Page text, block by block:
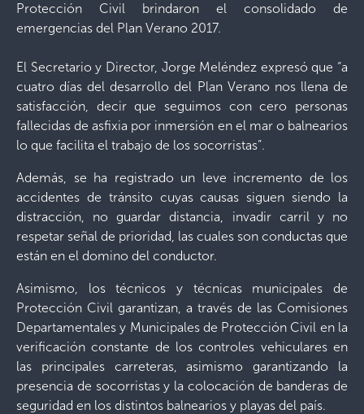
Protección Civil brindaron el consolidado de
emergencias del Plan Verano 2017.
El Secretario y Director, Jorge Meléndez expresó que “a
cuatro días del desarrollo del Plan Verano nos llena de
satisfacción, decir que seguimos con cero personas
fallecidas de asfixia por inmersión en el mar o balnearios
lo que facilita el trabajo de los socorristas”.
Además, se ha registrado un leve incremento de los
accidentes de tránsito cuyas causas siguen siendo la
distracción, no guardar distancia, invadir carril y no
respetar señal de prioridad, las cuales son conductas que
están en el domino del conductor.
Asimismo, los técnicos y técnicas municipales de
Protección Civil garantizan, a través de las Comisiones
Departamentales y Municipales de Protección Civil en la
verificación constante de los controles vehiculares en
las principales carreteras, asimismo garantizando la
presencia de socorristas y la colocación de banderas de
seguridad en los distintos balnearios y playas del país.